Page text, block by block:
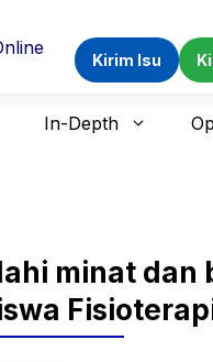
Kirim Isu
In-Depth
minat dan